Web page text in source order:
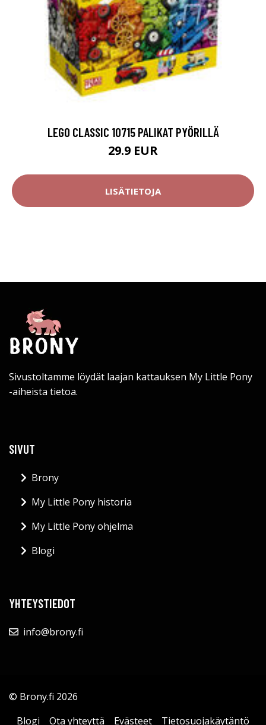
LEGO CLASSIC 10715 PALIKAT PYÖRILLÄ
29.9 EUR
LISÄTIETOJA
Sivustoltamme löydät laajan kattauksen My Little Pony
-aiheista tietoa.
SIVUT
Brony
My Little Pony historia
My Little Pony ohjelma
Blogi
YHTEYSTIEDOT
info@brony.fi
© Brony.fi 2026
Blogi
Ota yhteyttä Evästeet Tietosuojakäytäntö